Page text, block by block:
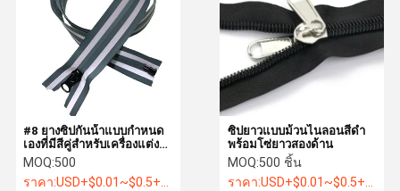
#8 ยางซิปกันน้ําแบบกําหนด
เองที่มีสีคู่สําหรับเครื่องแต่ง
กาย
MOQ:500
ราคา:USD+$0.01~$0.5+PC
ซิปยาวแบบม้วนไนลอนสีดำ
พร้อมโซ่ยาวสองด้าน
MOQ:500 ชิ้น
ราคา:USD+$0.01~$0.5+PC